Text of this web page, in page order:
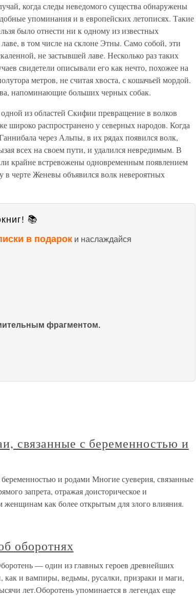
когда следы неведомого существа обнаружены
упоминания и в европейских летописях. Такие
было отнести ни к одному из известных
в том числе на склоне Этны. Само собой, эти
не застывшей лаве. Несколько раз таких
свидетели описывали его как нечто, похожее на
метров, не считая хвоста, с кошачьей мордой.
напоминающие больших черных собак.
из областей Скифии превращение в волков
широко распространено у северных народов. Когда
через Альпы, в их рядах появился волк,
всех на своем пути, и удалился невредимым. В
крайне встревожены одновременным появлением
в черте Женевы объявился волк невероятных
📚
в подарок и наслаждайся
фрагментом.
связанные с беременностью и
и родами Многие суеверия, связанные
запрета, отражая доисторическое и
как более открытым для злого влияния.
оборотнях
— один из главных героев древнейших
как и вампиры, ведьмы, русалки, призраки и маги,
лет.Оборотень упоминается в легендах еще